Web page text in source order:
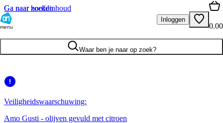
Ga naar hoofdinhoud
Ga naar zoeken
menu
Inloggen
0.00
Waar ben je naar op zoek?
Veiligheidswaarschuwing:
Amo Gusti - olijven gevuld met citroen